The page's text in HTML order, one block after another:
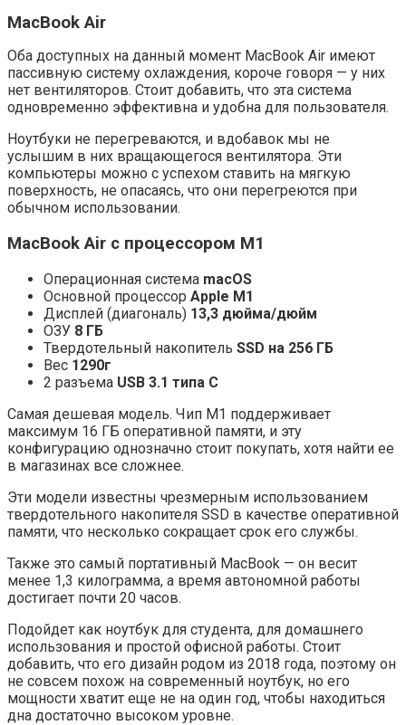
MacBook Air
Оба доступных на данный момент MacBook Air имеют
пассивную систему охлаждения, короче говоря — у них
нет вентиляторов. Стоит добавить, что эта система
одновременно эффективна и удобна для пользователя.
Ноутбуки не перегреваются, и вдобавок мы не
услышим в них вращающегося вентилятора. Эти
компьютеры можно с успехом ставить на мягкую
поверхность, не опасаясь, что они перегреются при
обычном использовании.
MacBook Air с процессором M1
Операционная система macOS
Основной процессор Apple M1
Дисплей (диагональ) 13,3 дюйма/дюйм
ОЗУ 8 ГБ
Твердотельный накопитель SSD на 256 ГБ
Вес 1290г
2 разъема USB 3.1 типа C
Самая дешевая модель. Чип M1 поддерживает
максимум 16 ГБ оперативной памяти, и эту
конфигурацию однозначно стоит покупать, хотя найти ее
в магазинах все сложнее.
Эти модели известны чрезмерным использованием
твердотельного накопителя SSD в качестве оперативной
памяти, что несколько сокращает срок его службы.
Также это самый портативный MacBook — он весит
менее 1,3 килограмма, а время автономной работы
достигает почти 20 часов.
Подойдет как ноутбук для студента, для домашнего
использования и простой офисной работы. Стоит
добавить, что его дизайн родом из 2018 года, поэтому он
не совсем похож на современный ноутбук, но его
мощности хватит еще не на один год, чтобы находиться
дна достаточно высоком уровне.